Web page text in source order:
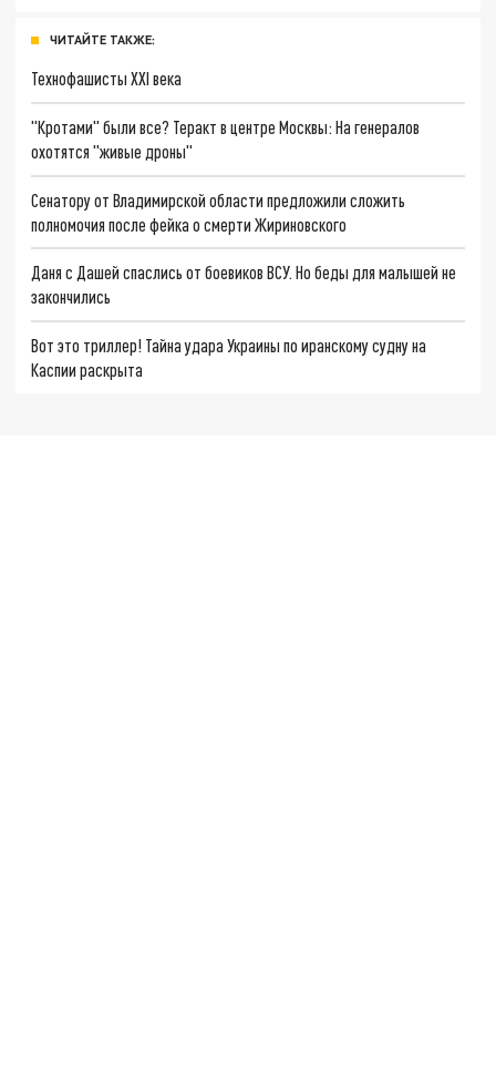
ЧИТАЙТЕ ТАКЖЕ:
Технофашисты XXI века
"Кротами" были все? Теракт в центре Москвы: На генералов
охотятся "живые дроны"
Сенатору от Владимирской области предложили сложить
полномочия после фейка о смерти Жириновского
Даня с Дашей спаслись от боевиков ВСУ. Но беды для малышей не
закончились
Вот это триллер! Тайна удара Украины по иранскому судну на
Каспии раскрыта